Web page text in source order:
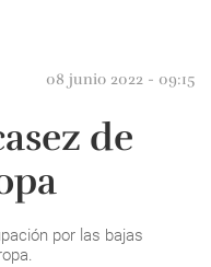
08 junio 2022 - 09:15
de
por las bajas